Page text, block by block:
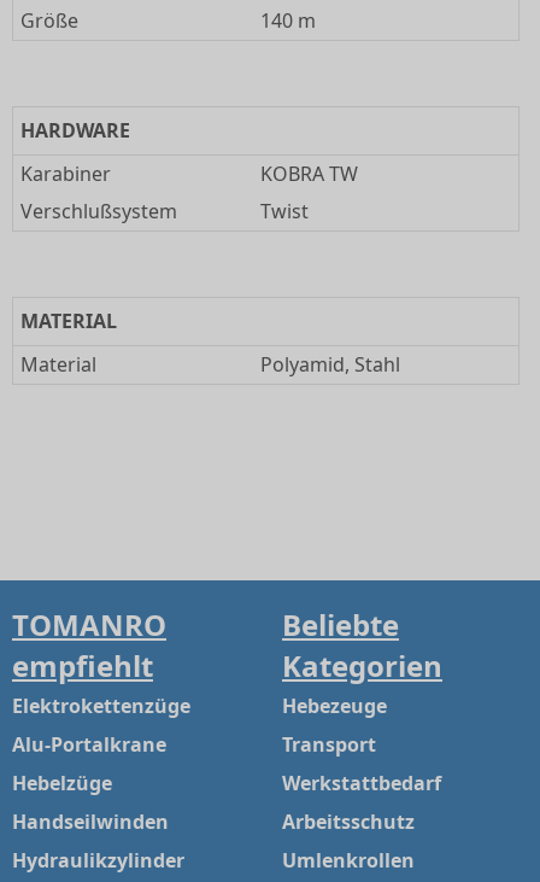
Größe
140 m
HARDWARE
Karabiner
KOBRA TW
Verschlußsystem
Twist
MATERIAL
Material
Polyamid, Stahl
TOMANRO
empfiehlt
Elektrokettenzüge
Alu-Portalkrane
Hebelzüge
Handseilwinden
Hydraulikzylinder
Beliebte
Kategorien
Hebezeuge
Transport
Werkstattbedarf
Arbeitsschutz
Umlenkrollen